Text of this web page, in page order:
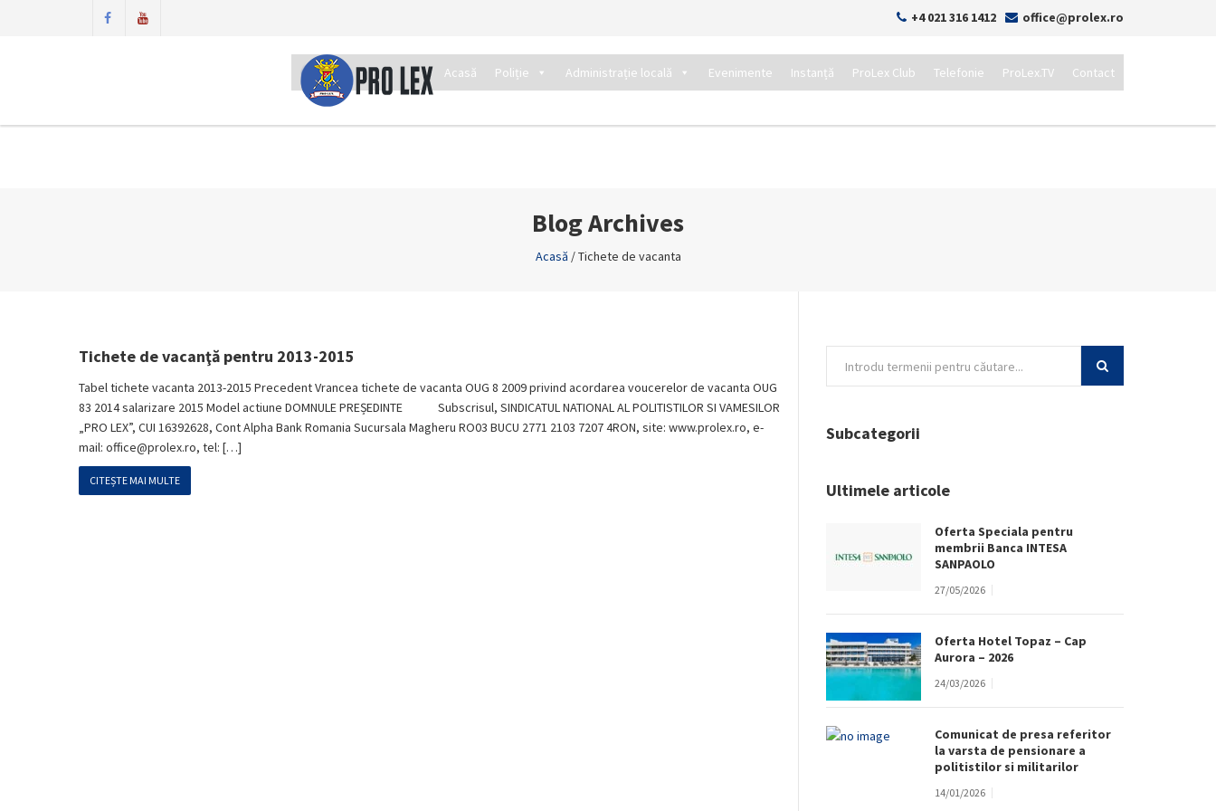
+4 021 316 1412 office@prolex.ro
Acasă Poliție Administrație locală Evenimente Instanță ProLex Club Telefonie ProLex.TV Contact
Blog Archives
Acasă /Tichete de vacanta
Tichete de vacanţă pentru 2013-2015
Tabel tichete vacanta 2013-2015 Precedent Vrancea tichete de vacanta OUG 8 2009 privind acordarea voucerelor de vacanta OUG
83 2014 salarizare 2015 Model actiune DOMNULE PREȘEDINTE Subscrisul, SINDICATUL NATIONAL AL POLITISTILOR SI VAMESILOR
„PRO LEX”, CUI 16392628, Cont Alpha Bank Romania Sucursala Magheru RO03 BUCU 2771 2103 7207 4RON, site: www.prolex.ro, e-
mail: office@prolex.ro, tel: […]
CITEȘTE MAI MULTE
Subcategorii
Ultimele articole
Oferta Speciala pentru
membrii Banca INTESA
SANPAOLO
27/05/2026
Oferta Hotel Topaz – Cap
Aurora – 2026
24/03/2026
Comunicat de presa referitor
la varsta de pensionare a
politistilor si militarilor
14/01/2026